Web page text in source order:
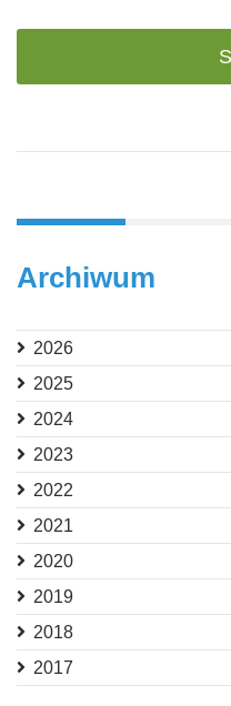
Archiwum
2026
2025
2024
2023
2022
2021
2020
2019
2018
2017